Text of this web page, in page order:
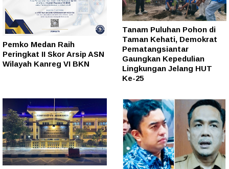
Pemko Medan Raih
Peringkat II Skor Arsip ASN
Wilayah Kanreg VI BKN
Tanam Puluhan Pohon di
Taman Kehati, Demokrat
Pematangsiantar
Gaungkan Kepedulian
Lingkungan Jelang HUT
Ke-25